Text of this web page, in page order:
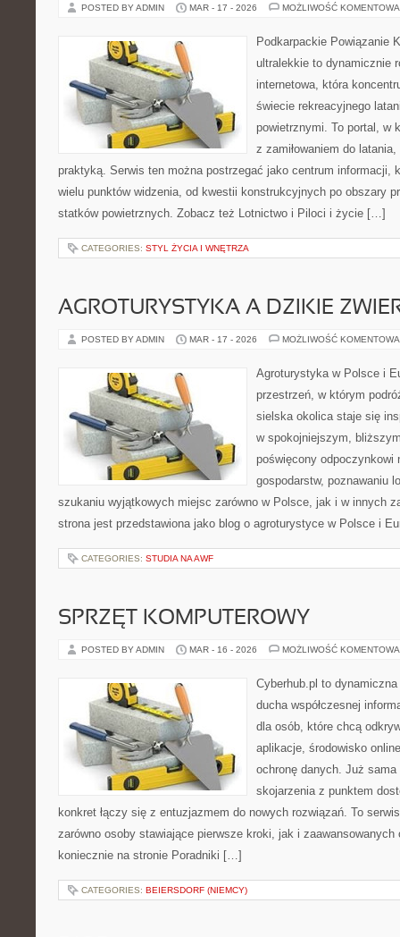
POSTED BY ADMIN MAR - 17 - 2026 MOŻLIWOŚĆ
Podkarpackie Powiązanie
ultralekkie to dynamicznie
internetowa, która
świecie rekreacyjnego
powietrznymi. To portal, w
z zamiłowaniem do
praktyką. Serwis ten można postrzegać jako centrum informacji,
wielu punktów widzenia, od kwestii konstrukcyjnych po obszary
statków powietrznych. Zobacz też Lotnictwo i Piloci i życie […]
CATEGORIES: STYL ŻYCIA I WNĘTRZA
AGROTURYSTYKA A DZIKIE
POSTED BY ADMIN MAR - 17 - 2026 MOŻLIWOŚĆ
Agroturystyka w Polsce i
przestrzeń, w którym
sielska okolica staje się
w spokojniejszym,
poświęcony odpoczynkowi
gospodarstw, poznawaniu
szukaniu wyjątkowych miejsc zarówno w Polsce, jak i w innych
strona jest przedstawiona jako blog o agroturystyce w Polsce i
CATEGORIES: STUDIA NA AWF
SPRZĘT KOMPUTEROWY
POSTED BY ADMIN MAR - 16 - 2026 MOŻLIWOŚĆ
Cyberhub.pl to
ducha współczesnej
dla osób, które chcą
aplikacje, środowisko
ochronę danych. Już
skojarzenia z punktem
konkret łączy się z entuzjazmem do nowych rozwiązań. To
zarówno osoby stawiające pierwsze kroki, jak i zaawansowanych
koniecznie na stronie Poradniki […]
CATEGORIES: BEIERSDORF (NIEMCY)